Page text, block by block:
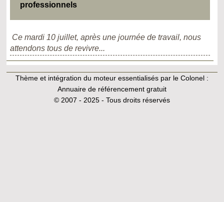
professionnels
Ce mardi 10 juillet, après une journée de travail, nous
attendons tous de revivre...
Thème et intégration du moteur essentialisés par le Colonel :
Annuaire de référencement gratuit
© 2007 - 2025 - Tous droits réservés